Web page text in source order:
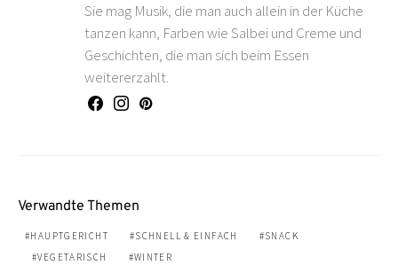
Sie mag Musik, die man auch allein in der Küche
tanzen kann, Farben wie Salbei und Creme und
Geschichten, die man sich beim Essen
weitererzählt.
Verwandte Themen
HAUPTGERICHT SCHNELL & EINFACH
SNACK
VEGETARISCH
WINTER